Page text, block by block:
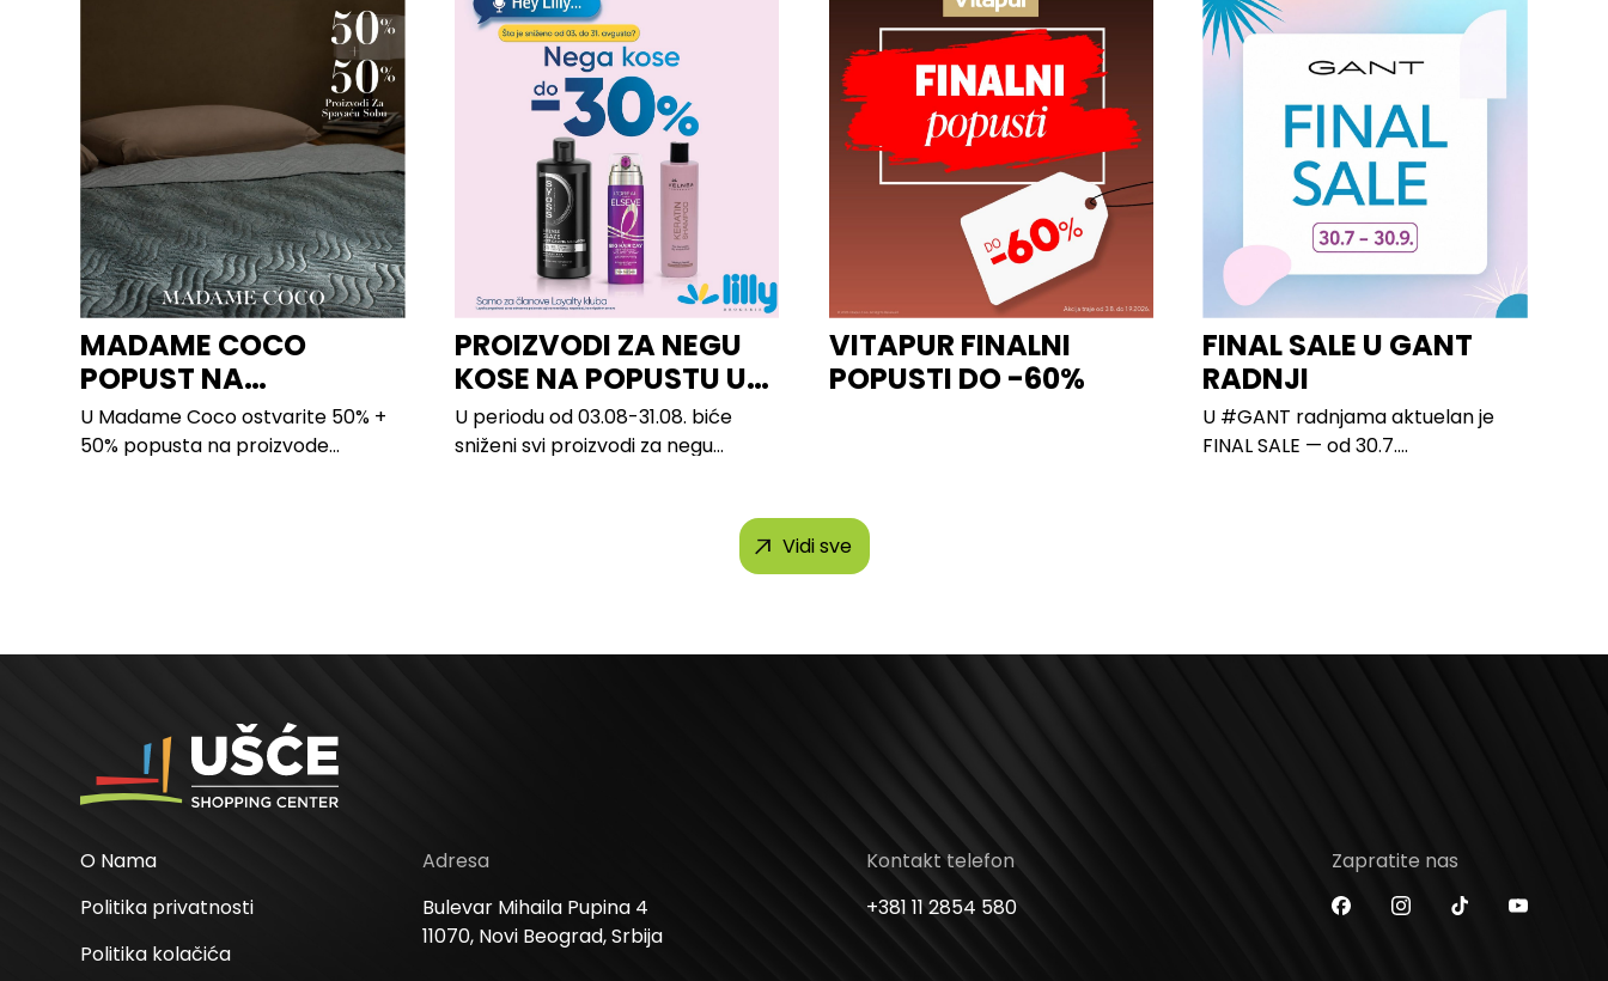
MADAME COCO
POPUST NA
PROIZVODE ZA
SPAVAĆU SOBU
U Madame Coco ostvarite 50% +
50% popusta na proizvode...
PROIZVODI ZA NEGU
KOSE NA POPUSTU U
LILLY
U periodu od 03.08-31.08. biće
sniženi svi proizvodi za negu
VITAPUR FINALNI
POPUSTI DO -60%
FINAL SALE U GANT
RADNJI
U #GANT radnjama aktuelan je
FINAL SALE — od 30.7....
Vidi sve
O Nama
Politika privatnosti
Politika kolačića
Adresa
Bulevar Mihaila Pupina 4
11070, Novi Beograd, Srbija
Kontakt telefon
+381 11 2854 580
Zapratite nas